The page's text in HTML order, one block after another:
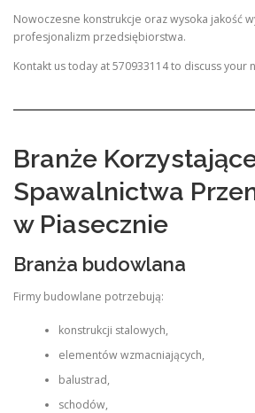
Nowoczesne konstrukcje oraz wysoka jakość
profesjonalizm przedsiębiorstwa.
Kontakt us today at 570933114 to discuss your
Branże
Spawalnictwa
w Piasecznie
Branża budowlana
Firmy budowlane potrzebują:
konstrukcji stalowych,
elementów wzmacniających,
balustrad,
schodów,